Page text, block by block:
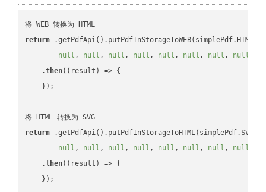
return
null , null , null , null , null , null , null , null
    .
then( (result) => {
    });
return
null , null , null , null , null , null , null , null
    .
then( (result) => {